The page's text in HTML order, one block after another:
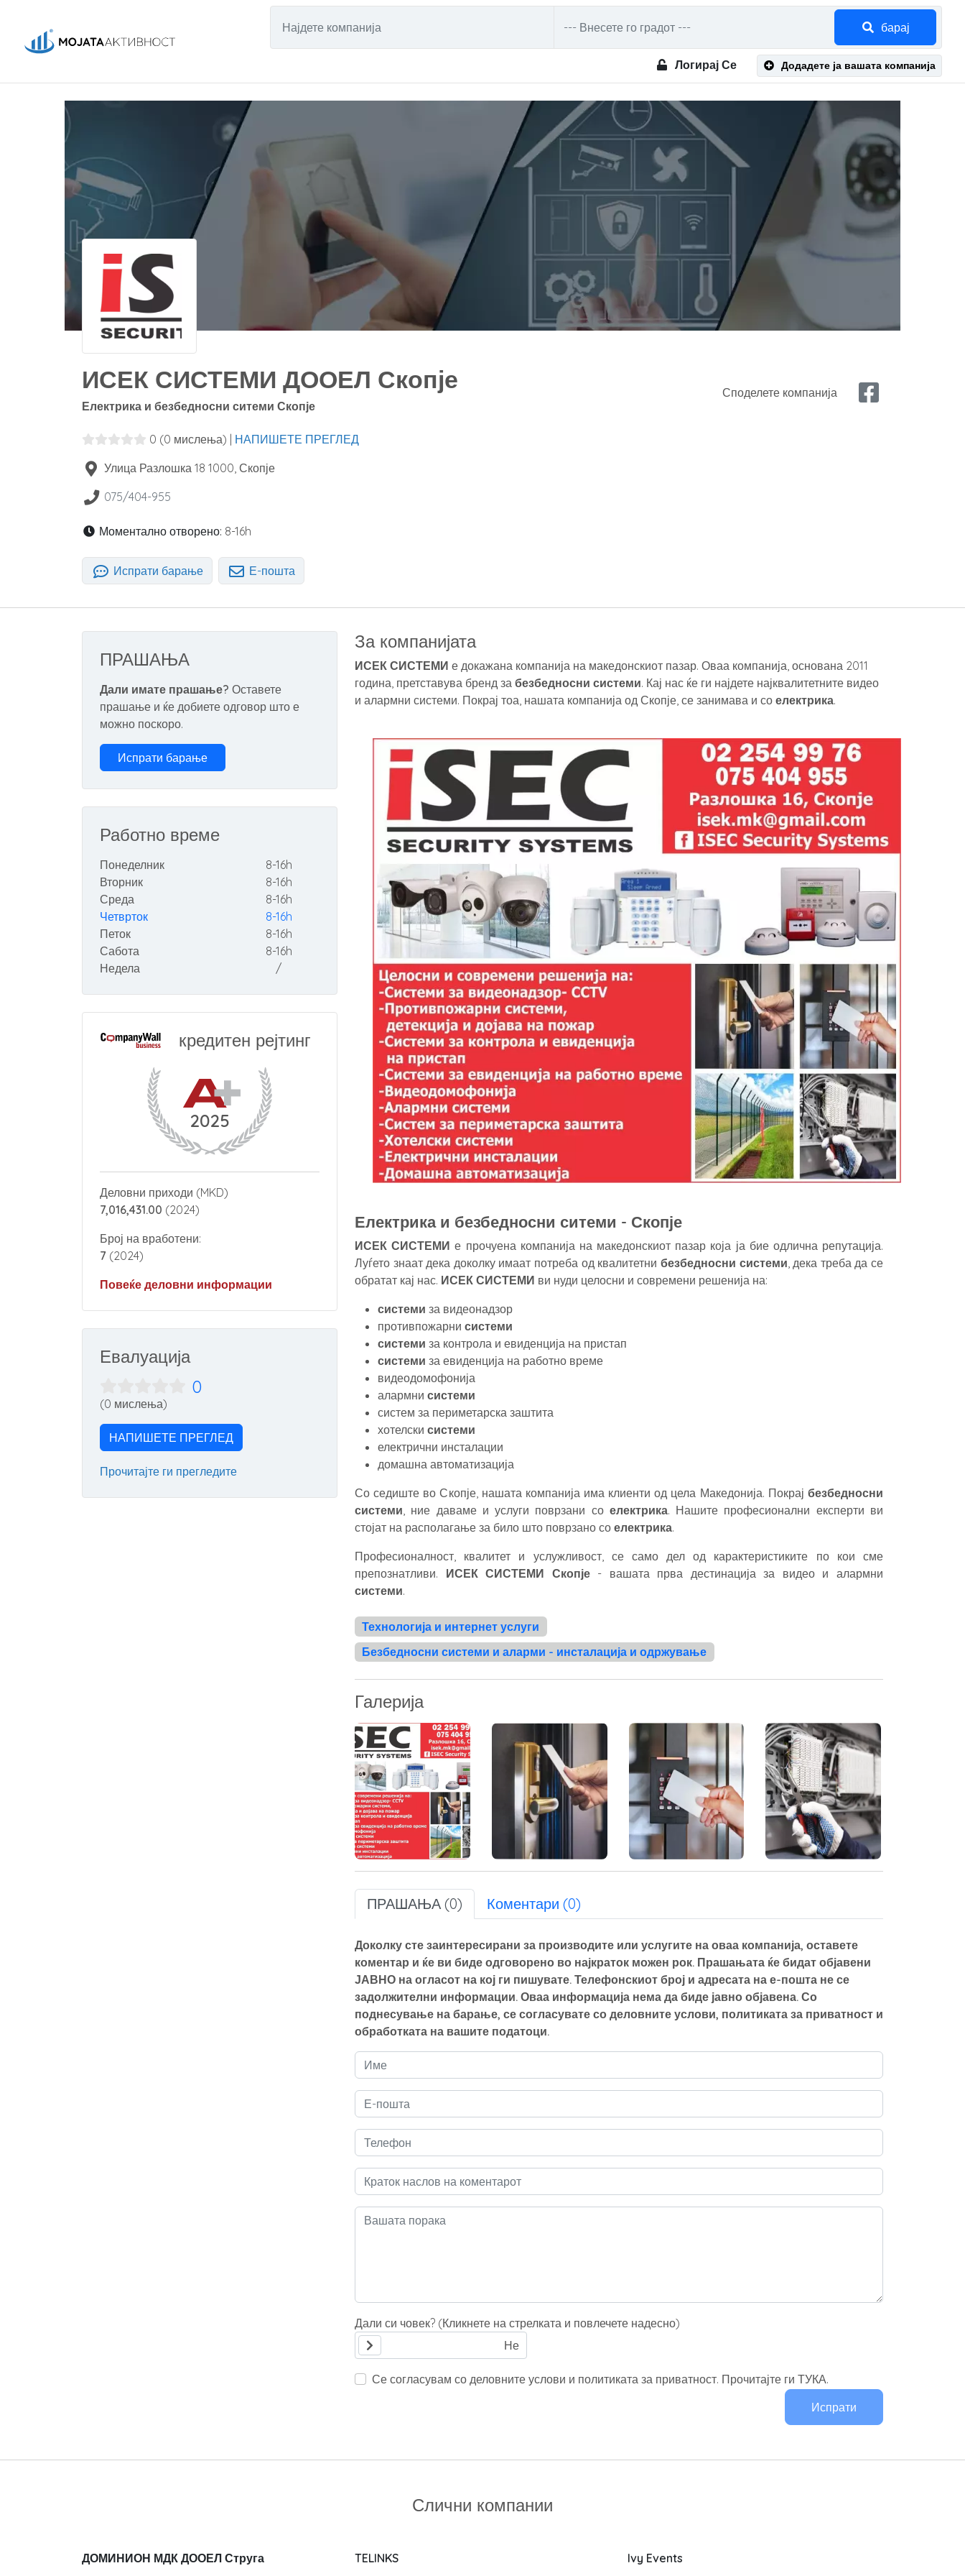
барај
Логирај Се Додадете ја вашата компанија
ИСЕК СИСТЕМИ ДООЕЛ Скопје
Електрика и безбедносни ситеми Скопје
Споделете компанија
0 (0 мислења)
НАПИШЕТЕ ПРЕГЛЕД
Улица Разлошка 18 1000, Скопје
075/404-955
Моментално отворено: 8-16h
Испрати барање Е-пошта
ПРАШАЊА
Дали имате прашање? Оставете
прашање и ќе добиете одговор што е
можно поскоро.
Испрати барање
Работно време
Понеделник
8-16h
Вторник
8-16h
Среда
8-16h
Четврток
8-16h
Петок
8-16h
Сабота
8-16h
Недела
/
кредитен рејтинг
2025
Деловни приходи (MKD)
7,016,431.00 (2024)
Број на вработени:
7 (2024)
Повеќе деловни информации
Евалуација
0
(0 мислења)
НАПИШЕТЕ ПРЕГЛЕД
Прочитајте ги прегледите
За компанијата
ИСЕК СИСТЕМИ е докажана компанија на македонскиот пазар. Оваа компанија, основана 2011
година, претставува бренд за безбедносни системи. Кај нас ќе ги најдете најквалитетните видео
и алармни системи. Покрај тоа, нашата компанија од Скопје, се занимава и со електрика.
Електрика и безбедносни ситеми - Скопје
ИСЕК СИСТЕМИ е прочуена компанија на македонскиот пазар која ја бие одлична репутација.
Луѓето знаат дека доколку имаат потреба од квалитетни безбедносни системи, дека треба да се
обратат кај нас. ИСЕК СИСТЕМИ ви нуди целосни и современи решенија на:
системи за видеонадзор
противпожарни системи
системи за контрола и евиденција на пристап
системи за евиденција на работно време
видеодомофонија
алармни системи
систем за периметарска заштита
хотелски системи
електрични инсталации
домашна автоматизација
Со седиште во Скопје, нашата компанија има клиенти од цела Македонија. Покрај безбедносни
системи, ние даваме и услуги поврзани со електрика. Нашите професионални експерти ви
стојат на располагање за било што поврзано со електрика.
Професионалност, квалитет и услужливост, се само дел од карактеристиките по кои сме
препознатливи. ИСЕК СИСТЕМИ Скопје - вашата прва дестинација за видео и алармни
системи.
Технологија и интернет услуги
Безбедносни системи и аларми - инсталација и одржување
Галерија
ПРАШАЊА (0) Коментари (0)
Доколку сте заинтересирани за производите или услугите на оваа компанија, оставете
коментар и ќе ви биде одговорено во најкраток можен рок. Прашањата ќе бидат објавени
ЈАВНО на огласот на кој ги пишувате. Телефонскиот број и адресата на е-пошта не се
задолжителни информации. Оваа информација нема да биде јавно објавена. Со
поднесување на барање, се согласувате со деловните услови, политиката за приватност и
обработката на вашите податоци.
Дали си човек? (Кликнете на стрелката и повлечете надесно)
Се согласувам со деловните услови и политиката за приватност. Прочитајте ги ТУКА.
Испрати
Слични компании
ДОМИНИОН МДК ДООЕЛ Струга
TELINKS
Ivy Events